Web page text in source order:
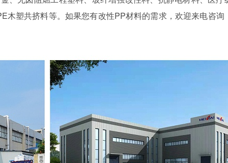
木塑共挤料等。如果您有改性PP材料的需求，欢迎来电咨询